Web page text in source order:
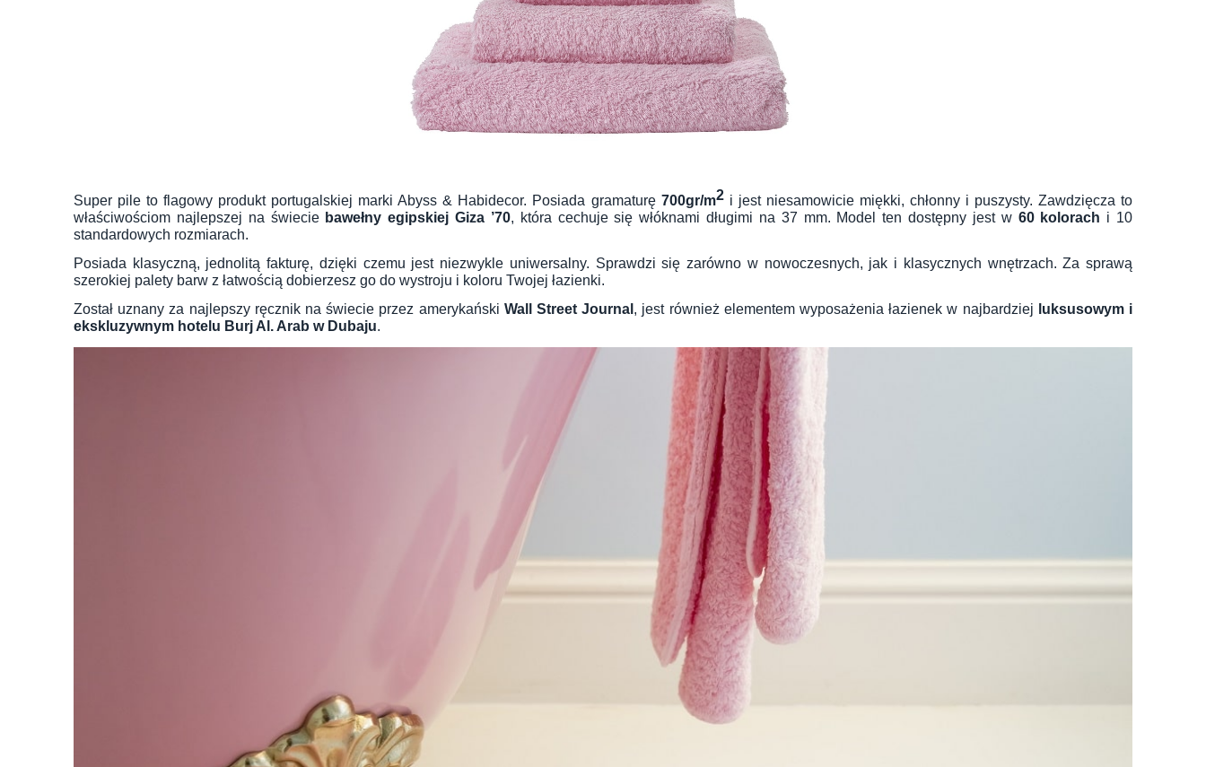
Super pile to flagowy produkt portugalskiej marki Abyss & Habidecor. Posiada gramaturę 700gr/m2i jest niesamowicie miękki, chłonny i puszysty. Zawdzięcza to
właściwościom najlepszej na świecie bawełny egipskiej Giza ’70, która cechuje się włóknami długimi na 37 mm. Model ten dostępny jest w 60 kolorach i 10
standardowych rozmiarach.
Posiada klasyczną, jednolitą fakturę, dzięki czemu jest niezwykle uniwersalny. Sprawdzi się zarówno w nowoczesnych, jak i klasycznych wnętrzach. Za sprawą
szerokiej palety barw z łatwością dobierzesz go do wystroju i koloru Twojej łazienki.
Został uznany za najlepszy ręcznik na świecie przez amerykański Wall Street Journal , jest również elementem wyposażenia łazienek w najbardziej
luksusowym i
ekskluzywnym hotelu Burj Al. Arab w Dubaju.